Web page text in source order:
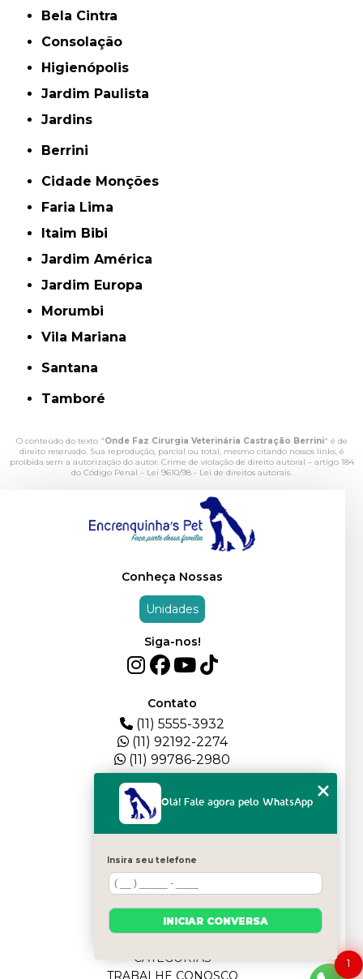
Bela Cintra
Consolação
Higienópolis
Jardim Paulista
Jardins
Berrini
Cidade Monções
Faria Lima
Itaim Bibi
Jardim América
Jardim Europa
Morumbi
Vila Mariana
Santana
Tamboré
O conteúdo do texto "Onde Faz Cirurgia Veterinária Castração Berrini" é de
direito reservado. Sua reprodução, parcial ou total, mesmo citando nossos links, é
proibida sem a autorização do autor. Crime de violação de direito autoral – artigo 184
do Código Penal – Lei 9610/98 - Lei de direitos autorais.
Conheça Nossas
Unidades
Siga-nos!
Contato
(11) 5555-3932
(11) 92192-2274
(11) 99786-2980
QUEM SOMOS
BLOG
FILHOTES
CATEGORIAS
TRABALHE CONOSCO
1
Olá! Fale agora pelo WhatsApp
Insira seu telefone
INICIAR CONVERSA